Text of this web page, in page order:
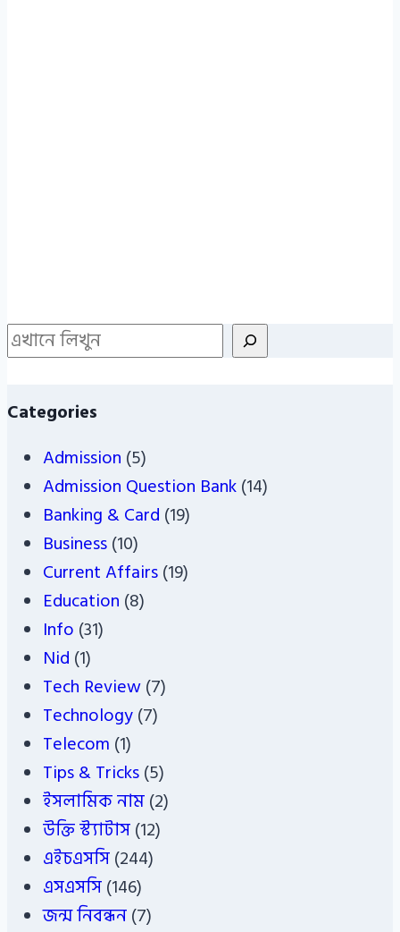
Search
Categories
Admission (5)
Admission Question Bank(14)
Banking & Card (19)
Business(10)
Current Affairs(19)
Education (8)
Info (31)
Nid (1)
Tech Review(7)
Technology(7)
Telecom (1)
Tips & Tricks(5)
ইসলামিক নাম(2)
উক্তি স্ট্যাটাস(12)
এইচএসসি(244)
এসএসসি(146)
জন্ম নিবন্ধন(7)